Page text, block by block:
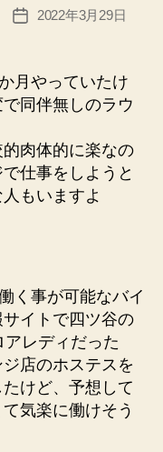
ー
ィ
求
投
2022年3月29日
月やっていたけ
同伴無しのラウ
肉体的に楽なの
仕事をしようと
もいますよ
く事が可能なバイ
サイトで四ツ谷の
レディだった
店のホステスを
けど、予想して
気楽に働けそう